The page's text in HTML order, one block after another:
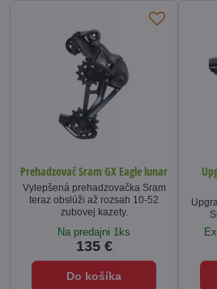
Prehadzovač Sram GX Eagle lunar
Vylepšená prehadzovačka Sram
teraz obslúži až rozsah 10-52
zubovej kazety.
Na predajni 1ks
135 €
Do košíka